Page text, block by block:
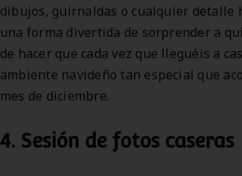
dibujos, guirnaldas o cualquier detalle
una forma divertida de sorprender a
de hacer que cada vez que lleguéis a
ambiente navideño tan especial que
mes de diciembre.
4. Sesión de fotos caseras